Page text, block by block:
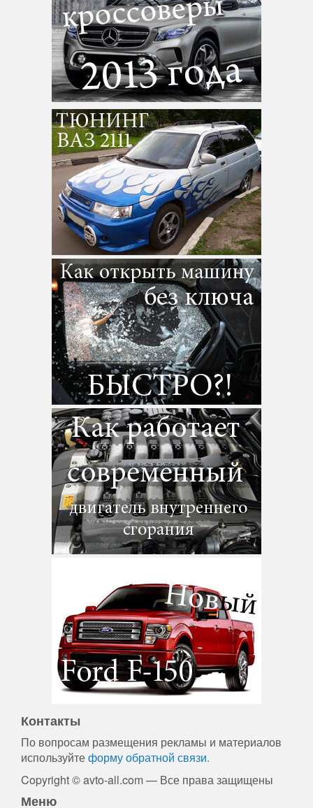
Контакты
По вопросам размещения рекламы и материалов
используйтеформу обратной связи.
Copyright © avto-all.com — Все права защищены
Меню